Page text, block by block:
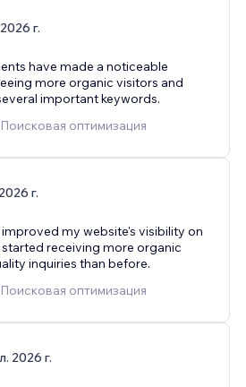
г.
have made a noticeable
more organic visitors and
important keywords.
оптимизация
г.
my website's visibility on
receiving more organic
inquiries than before.
оптимизация
2026 г.